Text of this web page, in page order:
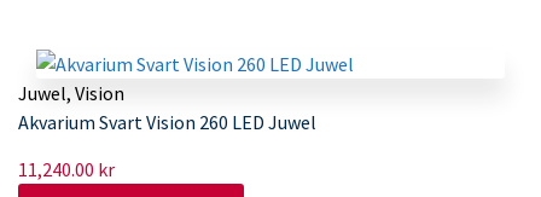
Juwel, Vision
Akvarium Svart Vision 260 LED Juwel
11,240.00 kr